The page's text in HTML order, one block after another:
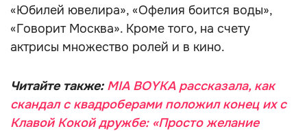
«Юбилей ювелира», «Офелия боится воды»,
«Говорит Москва». Кроме того, на счету
актрисы множество ролей и в кино.
Читайте также: MIA BOYKA рассказала, как
скандал с квадроберами положил конец их с
Клавой Кокой дружбе: «Просто желание